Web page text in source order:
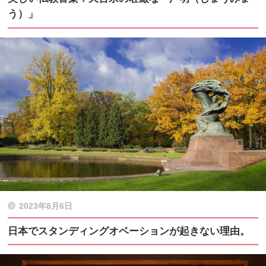
う）」
2023年8月6日
日本でスタンディングオベーションが起きない理由。